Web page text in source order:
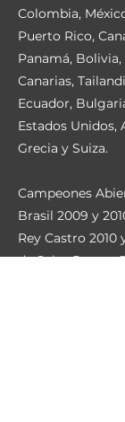
Colombia,
Puerto Rico,
Panamá, Bolivia,
Canarias,
Ecuador,
Estados Unidos,
Grecia y Suiza.
Campeones
Brasil 2009 y
Rey Castro 2010
de Salsa Puerto